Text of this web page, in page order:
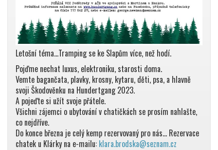
Letošní téma…Tramping se ke Slapům více, než hodí.
Pojďme nechat luxus, elektroniku, starosti doma.
Vemte bagančata, plavky, krosny, kytaru, děti, psa, a hlavně
svoji Škodověnku na Hundertgang 2023.
A pojeďte si užít svoje přátele.
Všichni zájemci o ubytování v chatičkách se prosím nahlašte,
co nejdříve.
Do konce března je celý kemp rezervovaný pro nás… Rezervace
chatek u Klárky na e-mailu: klara.brodska@seznam.cz